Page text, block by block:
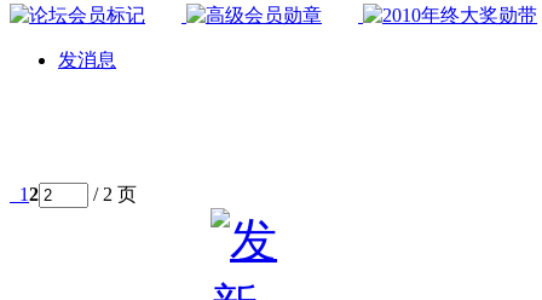
发消息
12 / 2 页